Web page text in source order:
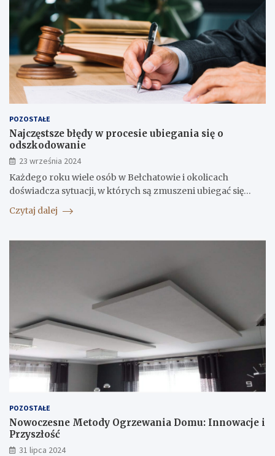
POZOSTAŁE
Najczęstsze błędy w procesie ubiegania się o
odszkodowanie
23 września 2024
Każdego roku wiele osób w Bełchatowie i okolicach
doświadcza sytuacji, w których są zmuszeni ubiegać się…
Czytaj dalej
POZOSTAŁE
Nowoczesne Metody Ogrzewania Domu: Innowacje i
Przyszłość
31 lipca 2024